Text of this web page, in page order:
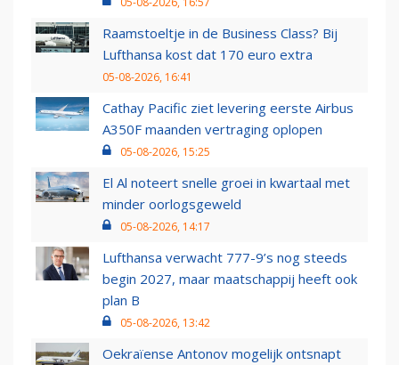
Raamstoeltje in de Business Class? Bij
Lufthansa kost dat 170 euro extra
05-08-2026, 16:41
Cathay Pacific ziet levering eerste Airbus
A350F maanden vertraging oplopen
05-08-2026, 15:25
El Al noteert snelle groei in kwartaal met
minder oorlogsgeweld
05-08-2026, 14:17
Lufthansa verwacht 777-9’s nog steeds
begin 2027, maar maatschappij heeft ook
plan B
05-08-2026, 13:42
Oekraïense Antonov mogelijk ontsnapt